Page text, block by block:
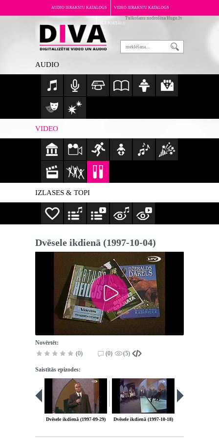
AUDIO IERAKSTU KATALOGS VIDEO IERAKSTU KATALOGS
PAR PORTĀLU
Tulkošanu nodrošina Hugo.lv
AUDIO
VIDEO
IZLASES & TOPI
Dvēsele ikdienā (1997-10-04)
Novērtēt:
(0)
(0) (5)
Saistītās epizodes:
Dvēsele ikdienā (1997-09-29) Dvēsele ikdienā (1997-10-18)